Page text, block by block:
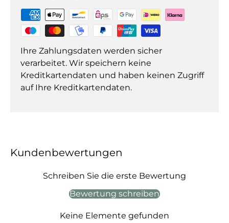
Ihre Zahlungsdaten werden sicher
verarbeitet. Wir speichern keine
Kreditkartendaten und haben keinen Zugriff
auf Ihre Kreditkartendaten.
Kundenbewertungen
Schreiben Sie die erste Bewertung
Bewertung schreiben
Keine Elemente gefunden